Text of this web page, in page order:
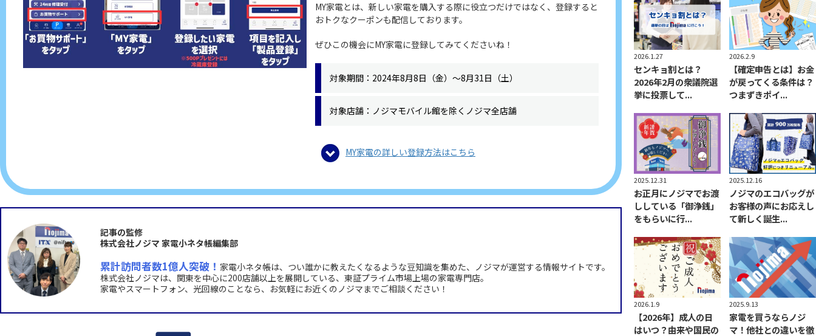
MY家電とは、新しい家電を購入する際に役立つだけではなく、登録すると
おトクなクーポンも配信しております。
ぜひこの機会にMY家電に登録してみてくださいね！
対象期間：2024年8月8日（金）～8月31日（土）
対象店舗：ノジマモバイル館を除くノジマ全店舗
MY家電の詳しい登録方法はこちら
記事の監修
株式会社ノジマ 家電小ネタ帳編集部
累計訪問者数1億人突破！ 家電小ネタ帳は、つい誰かに教えたくなるような豆知識を集めた、ノジマが運営する情報サイトです。
株式会社ノジマは、関東を中心に200店舗以上を展開している、東証プライム市場上場の家電専門店。
家電やスマートフォン、光回線のことなら、お気軽にお近くのノジマまでご相談ください！
2026.1.27
センキョ割とは？
2026年2月の衆議院選
挙に投票して...
2026.2.9
【確定申告とは】お金
が戻ってくる条件は？
つまずきポイ...
2025.12.31
お正月にノジマでお渡
ししている「御浄銭」
をもらいに行...
2025.12.16
ノジマのエコバッグが
お客様の声にお応えし
て新しく誕生...
2026.1.9
【2026年】成人の日
はいつ？由来や国民の
2025.9.13
家電を買うならノジ
マ！他社との違いを徹